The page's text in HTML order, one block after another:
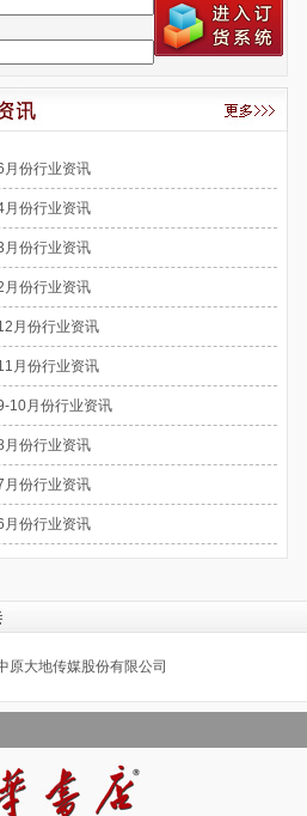
份行业资讯
份行业资讯
份行业资讯
份行业资讯
月份行业资讯
月份行业资讯
10月份行业资讯
份行业资讯
份行业资讯
份行业资讯
原大地传媒股份有限公司